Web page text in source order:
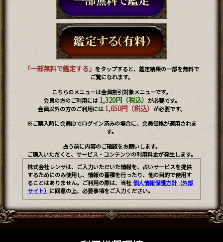
「一部無料で鑑定する」 をタップすると、鑑定結果の一部を無料で
ご覧になれます。
こちらのメニューは会員割引対象メニューです。
会員の方のご利用には1,320円（税込） が必要です。
会員以外の方のご利用には1,650円（税込） が必要です。
※ご購入時に会員IDでログイン済みの場合に、会員価格が適用されま
す。
占う前に内容のご確認をお願いします。
ご購入いただくと、サービス・コンテンツの利用料金が発生します。
株式会社レンサは、ご入力いただいた情報を、占いサービスを提供
するためにのみ使用し、情報の蓄積を行ったり、他の目的で使用す
ることはありません。ご利用の際は、当社個人情報保護方針（外部
サイト） に同意の上、必要事項をご入力ください。